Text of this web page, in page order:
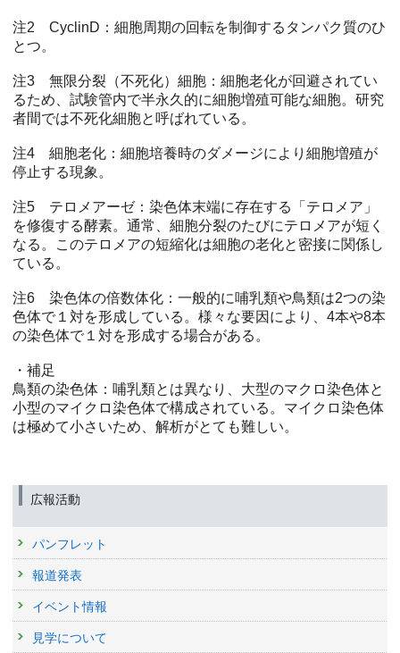
注2 CyclinD：細胞周期の回転を制御するタンパク質のひ
とつ。
注3 無限分裂（不死化）細胞：細胞老化が回避されてい
るため、試験管内で半永久的に細胞増殖可能な細胞。研究
者間では不死化細胞と呼ばれている。
注4 細胞老化：細胞培養時のダメージにより細胞増殖が
停止する現象。
注5 テロメアーゼ：染色体末端に存在する「テロメア」
を修復する酵素。通常、細胞分裂のたびにテロメアが短く
なる。このテロメアの短縮化は細胞の老化と密接に関係し
ている。
注6 染色体の倍数体化：一般的に哺乳類や鳥類は2つの染
色体で１対を形成している。様々な要因により、4本や8本
の染色体で１対を形成する場合がある。
・補足
鳥類の染色体：哺乳類とは異なり、大型のマクロ染色体と
小型のマイクロ染色体で構成されている。マイクロ染色体
は極めて小さいため、解析がとても難しい。
広報活動
パンフレット
報道発表
イベント情報
見学について